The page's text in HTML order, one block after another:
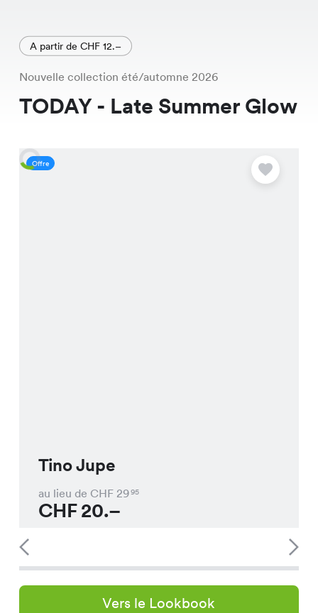
A partir de CHF 12.–
Nouvelle collection été/automne 2026
TODAY - Late Summer Glow
Offre
Tino Jupe
au lieu de CHF 2995
CHF20.–
Vers le Lookbook